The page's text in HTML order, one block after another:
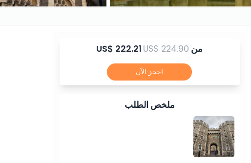
من US$ 222.21US$ 224.90
احجز الآن
ملخص الطلب